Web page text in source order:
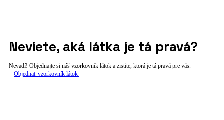
Neviete, aká látka je tá pravá?
Nevadí! Objednajte si náš vzorkovník látok a zistite, ktorá je tá pravá pre vás.
Objednať vzorkovník látok